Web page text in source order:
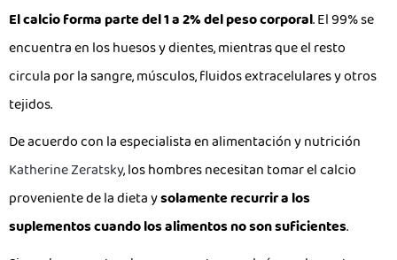
El calcio forma parte del 1 a 2% del peso corporal. El 99% se
encuentra en los huesos y dientes, mientras que el resto
circula por la sangre, músculos, fluidos extracelulares y otros
tejidos.
De acuerdo con la especialista en alimentación y nutrición
Katherine Zeratsky, los hombres necesitan tomar el calcio
proveniente de la dieta ysolamente recurrir a los
suplementos cuando los alimentos no son suficientes.